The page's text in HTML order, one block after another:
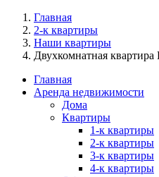
Главная
2-к квартиры
Наши квартиры
Двухкомнатная
Главная
Аренда недвижимости
Дома
Квартиры
1-к квартиры
2-к квартиры
3-к квартиры
4-к квартиры